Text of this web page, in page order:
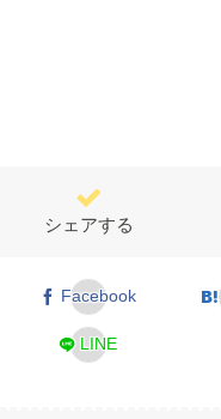
シェアする
Facebook
LINE